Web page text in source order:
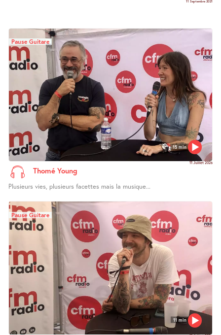
11 Septembre 2021
15 min
Pause Guitare
11 Juillet 2026
Thomé Young
Plusieurs vies, plusieurs facettes mais la musique...
11 min
Pause Guitare